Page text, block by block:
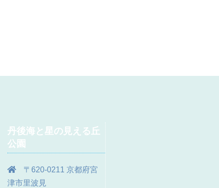
丹後海と星の見える丘
公園
〒620-0211 京都府宮
津市里波見